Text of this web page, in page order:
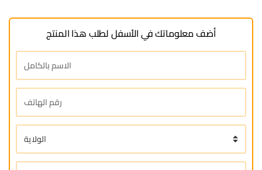
أضف معلوماتك في الأسفل لطلب هذا المنتج